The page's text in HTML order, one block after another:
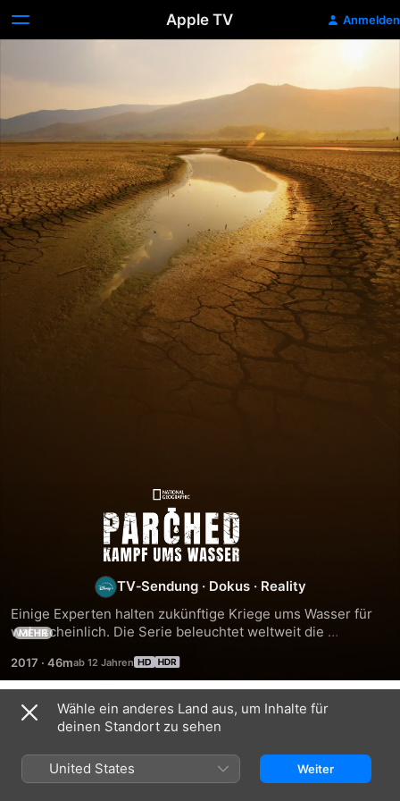
Apple TV Anmelden
Parched
-
Kampf
ums
Wasser
TV‑Sendung · Dokus · Reality
Einige Experten halten zukünftige Kriege ums Wasser für
wahrscheinlich. Die Serie beleuchtet weltweit die
MEHR
2017 · 46m
Staffel 1
Wähle ein anderes Land aus, um Inhalte für
deinen Standort zu sehen
United States Weiter